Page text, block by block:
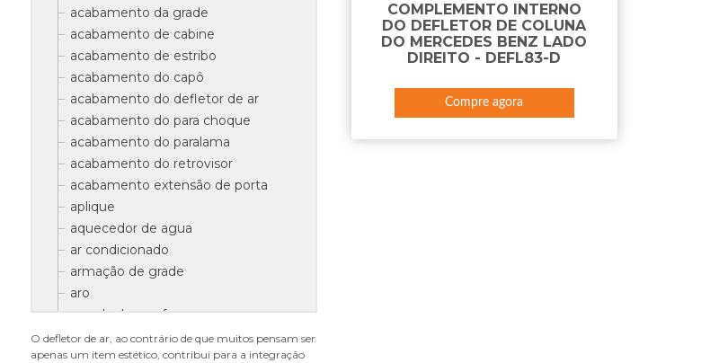
acabamento da grade
acabamento de cabine
acabamento de estribo
acabamento do capô
acabamento do defletor de ar
acabamento do para choque
acabamento do paralama
acabamento do retrovisor
acabamento extensão de porta
aplique
aquecedor de agua
ar condicionado
armação de grade
aro
arruela do parafuso
B
O defletor de ar, ao contrário de que muitos pensam ser
apenas um item estético, contribui para a integração
COMPLEMENTO INTERNO
DO DEFLETOR DE COLUNA
DO MERCEDES BENZ LADO
DIREITO - DEFL83-D
Compre agora